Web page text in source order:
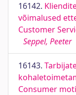
16142.
võimalused
Customer
Seppel, Peeter
16143.
Consumer